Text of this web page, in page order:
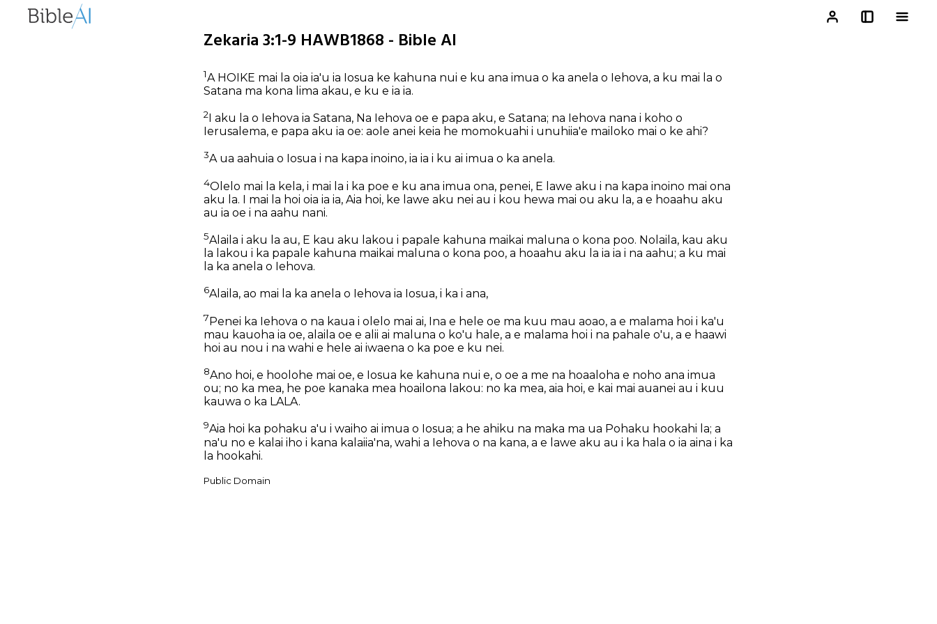
Zekaria 3:1-9 HAWB1868 - Bible AI
1A HOIKE mai la oia ia'u ia Iosua ke kahuna nui e ku ana imua o ka anela o Iehova, a ku mai la o
Satana ma kona lima akau, e ku e ia ia.
2
I aku la o Iehova ia Satana, Na Iehova oe e papa aku, e Satana; na Iehova nana i koho o
Ierusalema, e papa aku ia oe: aole anei keia he momokuahi i unuhiia'e mailoko mai o ke ahi?
3A ua aahuia o Iosua i na kapa inoino, ia ia i ku ai imua o ka anela.
4Olelo mai la kela, i mai la i ka poe e ku ana imua ona, penei, E lawe aku i na kapa inoino mai ona
aku la. I mai la hoi oia ia ia, Aia hoi, ke lawe aku nei au i kou hewa mai ou aku la, a e hoaahu aku
au ia oe i na aahu nani.
5Alaila i aku la au, E kau aku lakou i papale kahuna maikai maluna o kona poo. Nolaila, kau aku
la lakou i ka papale kahuna maikai maluna o kona poo, a hoaahu aku la ia ia i na aahu; a ku mai
la ka anela o Iehova.
6Alaila, ao mai la ka anela o Iehova ia Iosua, i ka i ana,
7Penei ka Iehova o na kaua i olelo mai ai, Ina e hele oe ma kuu mau aoao, a e malama hoi i ka'u
mau kauoha ia oe, alaila oe e alii ai maluna o ko'u hale, a e malama hoi i na pahale o'u, a e haawi
hoi au nou i na wahi e hele ai iwaena o ka poe e ku nei.
8Ano hoi, e hoolohe mai oe, e Iosua ke kahuna nui e, o oe a me na hoaaloha e noho ana imua
ou; no ka mea, he poe kanaka mea hoailona lakou: no ka mea, aia hoi, e kai mai auanei au i kuu
kauwa o ka LALA.
9Aia hoi ka pohaku a'u i waiho ai imua o Iosua; a he ahiku na maka ma ua Pohaku hookahi la; a
na'u no e kalai iho i kana kalaiia'na, wahi a Iehova o na kana, a e lawe aku au i ka hala o ia aina i ka
la hookahi.
Public Domain